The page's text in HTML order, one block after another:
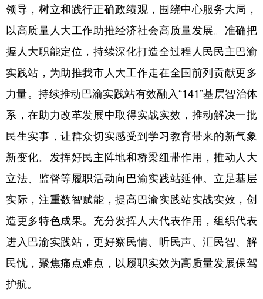
领导，树立和践行正确政绩观，围绕中心服务大局，
以高质量人大工作助推经济社会高质量发展。准确把
握人大职能定位，持续深化打造全过程人民民主巴渝
实践站，为助推我市人大工作走在全国前列贡献更多
力量。持续推动巴渝实践站有效融入“141”基层智治体
系，在助力改革发展中取得实战实效，推动解决一批
民生实事，让群众切实感受到学习教育带来的新气象
新变化。发挥好民主阵地和桥梁纽带作用，推动人大
立法、监督等履职活动向巴渝实践站延伸。立足基层
实际，注重数智赋能，提高巴渝实践站实战实效，创
造更多特色成果。充分发挥人大代表作用，组织代表
进入巴渝实践站，更好察民情、听民声、汇民智、解
民忧，聚焦痛点难点，以履职实效为高质量发展保驾
护航。